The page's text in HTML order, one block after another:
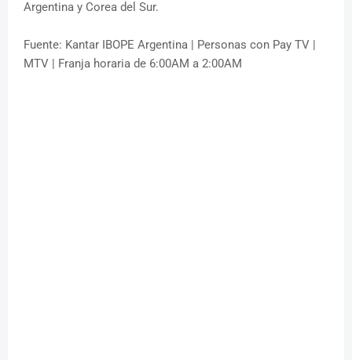
Argentina y Corea del Sur.
Fuente: Kantar IBOPE Argentina | Personas con Pay TV |
MTV | Franja horaria de 6:00AM a 2:00AM